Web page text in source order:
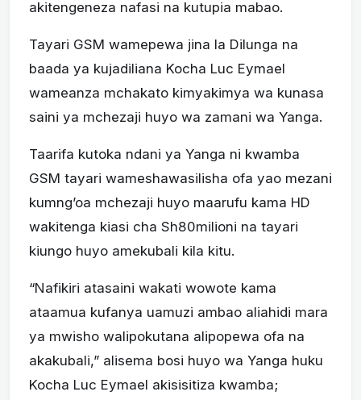
akitengeneza nafasi na kutupia mabao.
Tayari GSM wamepewa jina la Dilunga na
baada ya kujadiliana Kocha Luc Eymael
wameanza mchakato kimyakimya wa kunasa
saini ya mchezaji huyo wa zamani wa Yanga.
Taarifa kutoka ndani ya Yanga ni kwamba
GSM tayari wameshawasilisha ofa yao mezani
kumng’oa mchezaji huyo maarufu kama HD
wakitenga kiasi cha Sh80milioni na tayari
kiungo huyo amekubali kila kitu.
“Nafikiri atasaini wakati wowote kama
ataamua kufanya uamuzi ambao aliahidi mara
ya mwisho walipokutana alipopewa ofa na
akakubali,” alisema bosi huyo wa Yanga huku
Kocha Luc Eymael akisisitiza kwamba;